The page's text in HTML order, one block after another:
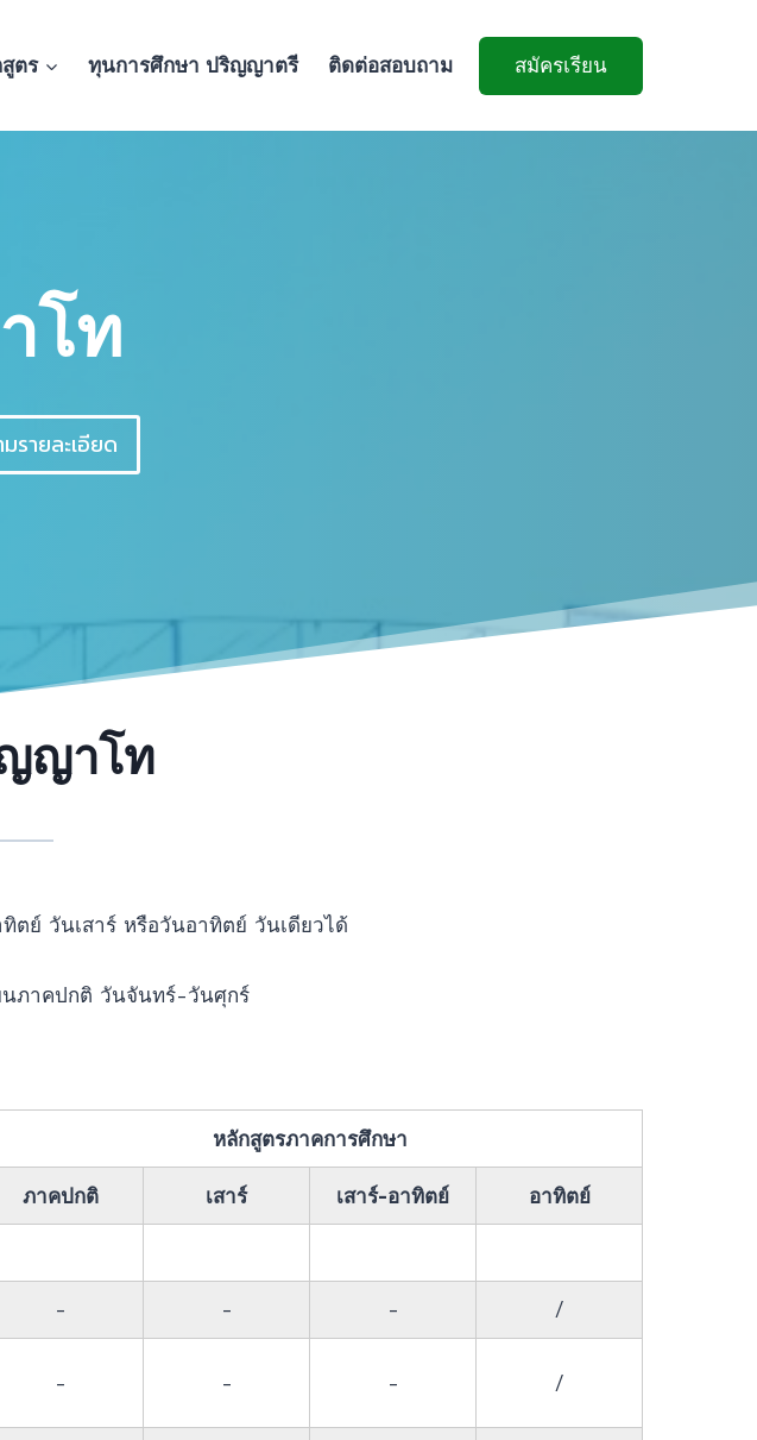
ตร ทุนการศึกษา ปริญญาตรี ติดต่อสอบถาม สมัครเรียน
โท
รายละเอียด
ญาโท
ตย์ วันเสาร์ หรือวันอาทิตย์ วันเดียวได้
นภาคปกติ วันจันทร์-วันศุกร์
หลักสูตรภาคการศึกษา
ภาคปกติ เสาร์ เสาร์-อาทิตย์ อาทิตย์
- - - /
- - - /